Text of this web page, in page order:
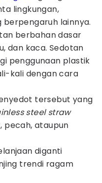
lingkungan,
lainnya.
berbahan dasar
dan kaca. Sedotan
penggunaan plastik
kali dengan cara
tersebut yang
steelstraw
pecah, ataupun
diganti
trendi ragam